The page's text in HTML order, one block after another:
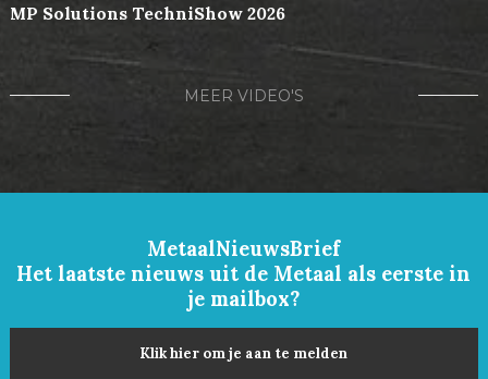
MP Solutions TechniShow 2026
MEER VIDEO'S
MetaalNieuwsBrief
Het laatste nieuws uit de Metaal als eerste in
je mailbox?
Klik hier om je aan te melden